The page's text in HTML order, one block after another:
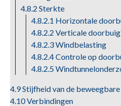
4.8.2 Sterkte
4.8.2.1 Horizontale
4.8.2.2 Verticale
4.8.2.3 Windbelasting
4.8.2.4 Controle op
4.8.2.5
4.9 Stijfheid van de
4.10 Verbindingen